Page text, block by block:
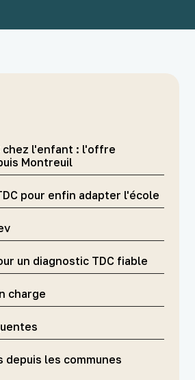
chez l'enfant : l'offre
Montreuil
pour enfin adapter l'école
un diagnostic TDC fiable
charge
depuis les communes